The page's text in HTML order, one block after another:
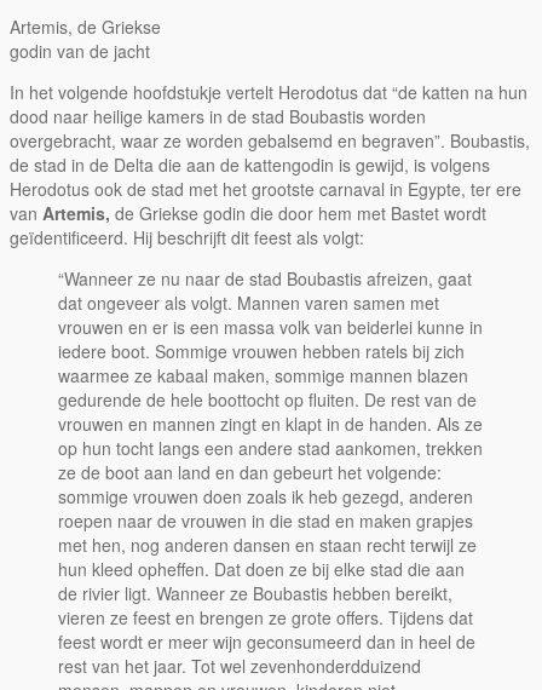
Artemis, de Griekse
godin van de jacht
In het volgende hoofdstukje vertelt Herodotus dat “de katten na hun
dood naar heilige kamers in de stad Boubastis worden
overgebracht, waar ze worden gebalsemd en begraven”. Boubastis,
de stad in de Delta die aan de kattengodin is gewijd, is volgens
Herodotus ook de stad met het grootste carnaval in Egypte, ter ere
van Artemis, de Griekse godin die door hem met Bastet wordt
geïdentificeerd. Hij beschrijft dit feest als volgt:
“Wanneer ze nu naar de stad Boubastis afreizen, gaat
dat ongeveer als volgt. Mannen varen samen met
vrouwen en er is een massa volk van beiderlei kunne in
iedere boot. Sommige vrouwen hebben ratels bij zich
waarmee ze kabaal maken, sommige mannen blazen
gedurende de hele boottocht op fluiten. De rest van de
vrouwen en mannen zingt en klapt in de handen. Als ze
op hun tocht langs een andere stad aankomen, trekken
ze de boot aan land en dan gebeurt het volgende:
sommige vrouwen doen zoals ik heb gezegd, anderen
roepen naar de vrouwen in die stad en maken grapjes
met hen, nog anderen dansen en staan recht terwijl ze
hun kleed opheffen. Dat doen ze bij elke stad die aan
de rivier ligt. Wanneer ze Boubastis hebben bereikt,
vieren ze feest en brengen ze grote offers. Tijdens dat
feest wordt er meer wijn geconsumeerd dan in heel de
rest van het jaar. Tot wel zevenhonderdduizend